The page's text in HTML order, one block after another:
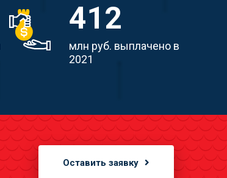
412
млн руб. выплачено в
2021
Оставить заявку